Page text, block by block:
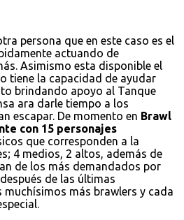
persona que en este caso es el
actuando de
Asimismo esta disponible el
tiene la capacidad de ayudar
brindando apoyo al Tanque
ara darle tiempo a los
escapar. De momento en Brawl
con 15 personajes
que corresponden a la
4 medios, 2 altos, además de
de los más demandados por
de las últimas
más brawlers y cada